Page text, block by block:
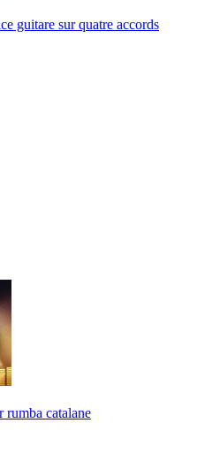
guitare sur quatre accords
catalane